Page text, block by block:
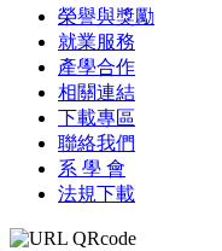
榮譽與獎勵
就業服務
產學合作
相關連結
下載專區
聯絡我們
系 學 會
法規下載